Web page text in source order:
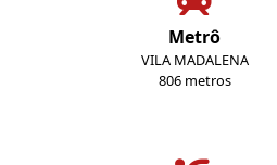
Metrô
VILA MADALENA
806 metros